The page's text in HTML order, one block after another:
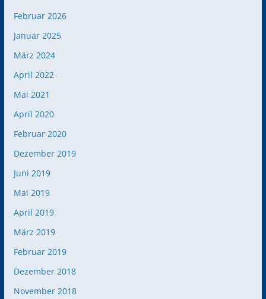
Februar 2026
Januar 2025
März 2024
April 2022
Mai 2021
April 2020
Februar 2020
Dezember 2019
Juni 2019
Mai 2019
April 2019
März 2019
Februar 2019
Dezember 2018
November 2018